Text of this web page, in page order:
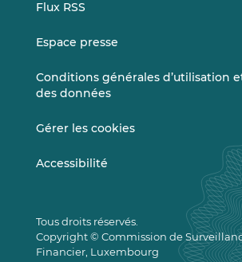
Flux RSS
Espace presse
Conditions générales d’utilisation
des données
Gérer les cookies
Accessibilité
Tous droits réservés.
Copyright © Commission de
Financier, Luxembourg